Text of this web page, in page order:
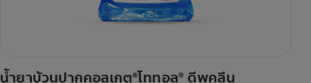
น้ำยาบ้วนปากคอลเกต®โททอล® ดีพคลีน